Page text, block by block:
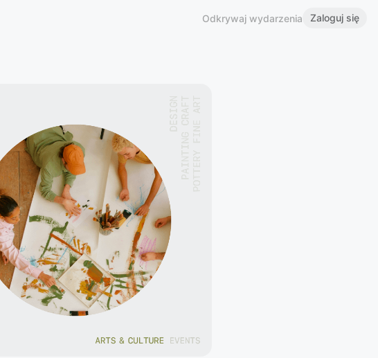
Odkrywaj wydarzenia Zaloguj się